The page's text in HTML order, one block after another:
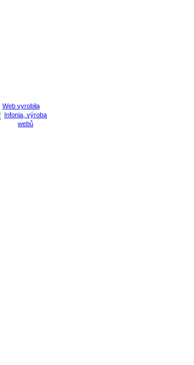
Web vyrobila